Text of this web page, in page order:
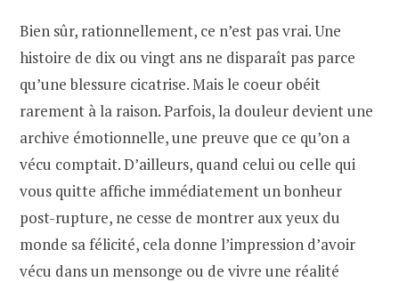
Bien sûr, rationnellement, ce n’est pas vrai. Une
histoire de dix ou vingt ans ne disparaît pas parce
qu’une blessure cicatrise. Mais le coeur obéit
rarement à la raison. Parfois, la douleur devient une
archive émotionnelle, une preuve que ce qu’on a
vécu comptait. D’ailleurs, quand celui ou celle qui
vous quitte affiche immédiatement un bonheur
post-rupture, ne cesse de montrer aux yeux du
monde sa félicité, cela donne l’impression d’avoir
vécu dans un mensonge ou de vivre une réalité